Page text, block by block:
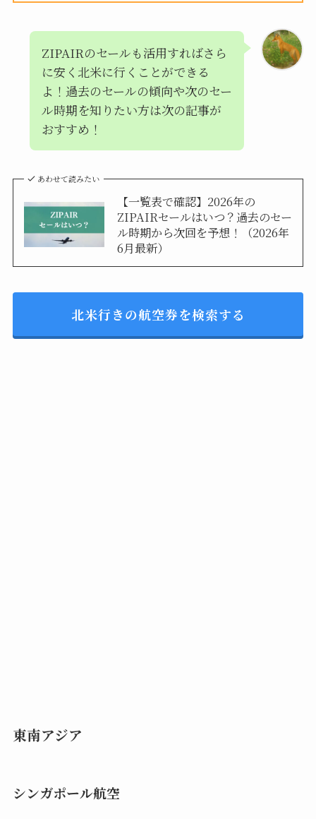
ZIPAIRのセールも活用すればさら
に安く北米に行くことができる
よ！過去のセールの傾向や次のセー
ル時期を知りたい方は次の記事が
おすすめ！
あわせて読みたい
【一覧表で確認】2026年の
ZIPAIRセールはいつ？過去のセー
ル時期から次回を予想！（2026年
6月最新）
北米行きの航空券を検索する
東南アジア
シンガポール航空